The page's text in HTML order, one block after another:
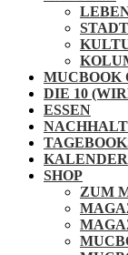
STADT
MUCBOOK
DIE 10
ESSEN
KALENDER
SHOP
ZUM